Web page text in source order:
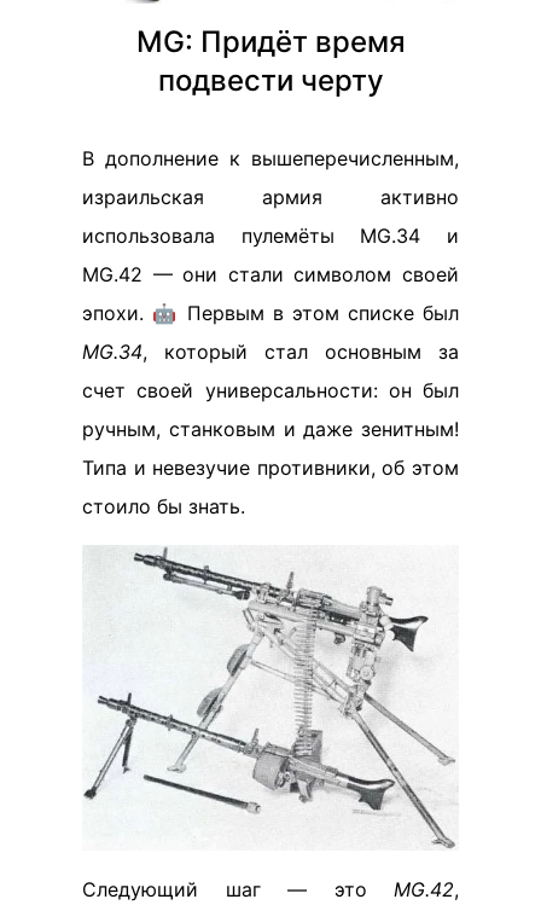
MG: Придёт время
подвести черту
В дополнение к вышеперечисленным,
израильская армия активно
использовала пулемёты MG.34 и
MG.42 — они стали символом своей
эпохи. 🤖 Первым в этом списке был
MG.34, который стал основным за
счет своей универсальности: он был
ручным, станковым и даже зенитным!
Типа и невезучие противники, об этом
стоило бы знать.
Следующий шаг — это MG.42,